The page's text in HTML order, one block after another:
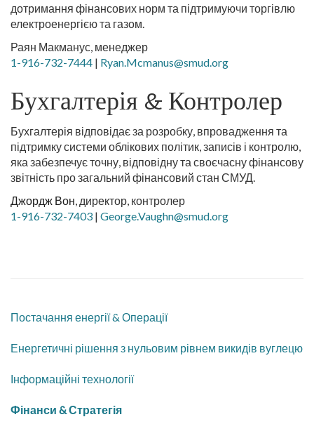
дотримання фінансових норм та підтримуючи торгівлю
електроенергією та газом.
Раян Макманус, менеджер
1-916-732-7444 | Ryan.Mcmanus@smud.org
Бухгалтерія & Контролер
Бухгалтерія відповідає за розробку, впровадження та
підтримку системи облікових політик, записів і контролю,
яка забезпечує точну, відповідну та своєчасну фінансову
звітність про загальний фінансовий стан СМУД.
Джордж Вон, директор, контролер
1-916-732-7403 | George.Vaughn@smud.org
Постачання енергії & Операції
Енергетичні рішення з нульовим рівнем викидів вуглецю
Інформаційні технології
Фінанси & Стратегія